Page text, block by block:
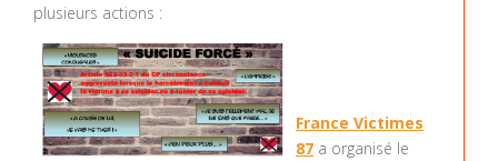
plusieurs actions :
France Victimes
87 a organisé le